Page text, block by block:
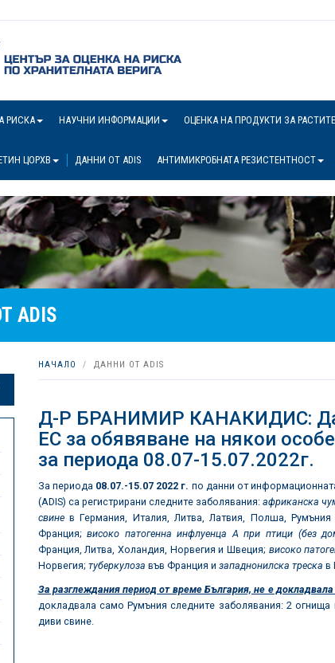
РИСКА НАУЧНИ ИНФОРМАЦИИ ОЦЕНКА НА ПРОДУКТИ ЗА
ЦОРХВ ДАННИ ОТ ADIS АНТИМИКРОБНАТА РЕЗИСТЕНТНОСТ
ADIS
НАЧАЛО ДАННИ ОТ ADIS
Д-Р БРАНИМИР КАНАКИДИС:
ЕС за обявяване на някои
за периода 08.07-15.07.2022г.
За периода 08.07.-15.07 2022 г. по данни от
(ADIS) са регистрирани следните заболявания: африканска
свинев Германия, Италия, Литва, Латвия, Полша,
Франция;високо патогенна инфлуенца А при птици (без
Франция, Литва, Холандия, Норвегия и Швеция; високо
Норвегия; туберкулоза във Франция и западнонилска треска в
За разглеждания период от време България, не е
докладвала само Румъния следните заболявания: 2
диви свине.